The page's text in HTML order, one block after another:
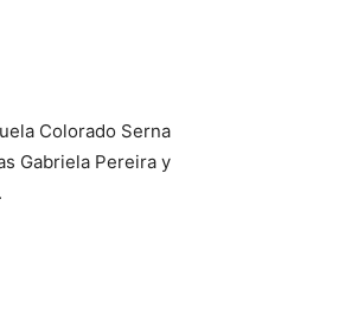
Colorado Serna
Gabriela Pereira y